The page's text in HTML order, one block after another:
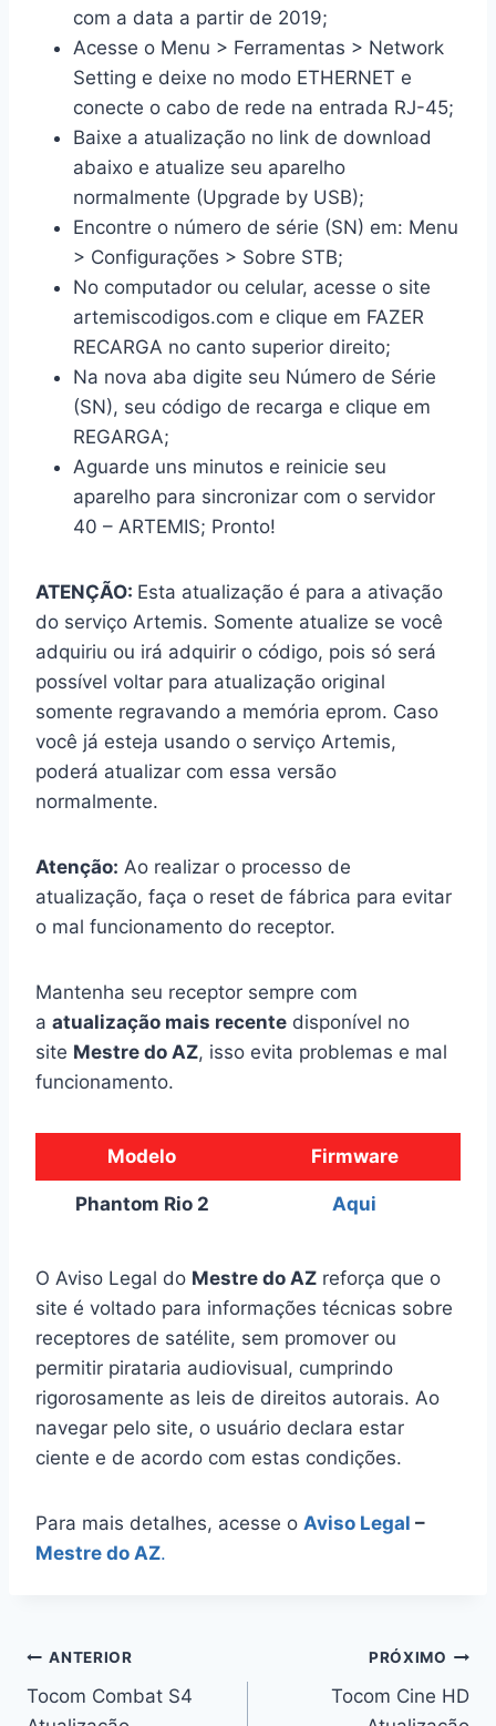
com a data a partir de 2019;
Acesse o Menu > Ferramentas > Network
Setting e deixe no modo ETHERNET e
conecte o cabo de rede na entrada RJ-45;
Baixe a atualização no link de download
abaixo e atualize seu aparelho
normalmente (Upgrade by USB);
Encontre o número de série (SN) em: Menu
> Configurações > Sobre STB;
No computador ou celular, acesse o site
artemiscodigos.com e clique em FAZER
RECARGA no canto superior direito;
Na nova aba digite seu Número de Série
(SN), seu código de recarga e clique em
REGARGA;
Aguarde uns minutos e reinicie seu
aparelho para sincronizar com o servidor
40 – ARTEMIS; Pronto!
ATENÇÃO: Esta atualização é para a ativação
do serviço Artemis. Somente atualize se você
adquiriu ou irá adquirir o código, pois só será
possível voltar para atualização original
somente regravando a memória eprom. Caso
você já esteja usando o serviço Artemis,
poderá atualizar com essa versão
normalmente.
Atenção: Ao realizar o processo de
atualização, faça o reset de fábrica para evitar
o mal funcionamento do receptor.
Mantenha seu receptor sempre com
a atualização mais recente disponível no
site Mestre do AZ, isso evita problemas e mal
funcionamento.
Modelo Firmware
Phantom Rio 2 Aqui
O Aviso Legal do Mestre do AZ reforça que o
site é voltado para informações técnicas sobre
receptores de satélite, sem promover ou
permitir pirataria audiovisual, cumprindo
rigorosamente as leis de direitos autorais. Ao
navegar pelo site, o usuário declara estar
ciente e de acordo com estas condições.
Para mais detalhes, acesse o Aviso Legal –
Mestre do AZ.
Navegação
de
ANTERIOR
Tocom Combat S4
PRÓXIMO
Tocom Cine HD